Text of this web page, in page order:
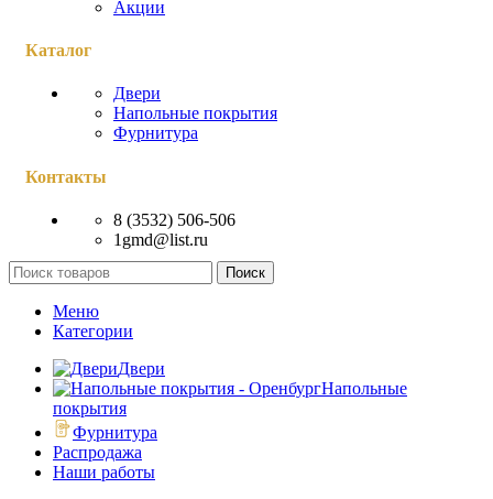
Акции
Каталог
Двери
Напольные покрытия
Фурнитура
Контакты
8 (3532) 506-506
1gmd@list.ru
Поиск
Меню
Категории
Двери
Напольные
покрытия
Фурнитура
Распродажа
Наши работы